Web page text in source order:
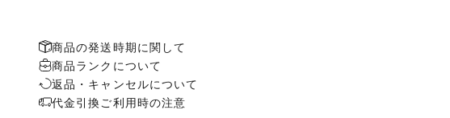
商品の発送時期に関して
商品ランクについて
返品・キャンセルについて
代金引換ご利用時の注意